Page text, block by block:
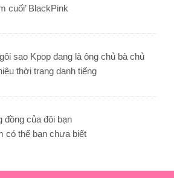
cuối’ BlackPink
sao Kpop đang là ông chủ bà chủ
thời trang danh tiếng
của đôi bạn
có thể bạn chưa biết